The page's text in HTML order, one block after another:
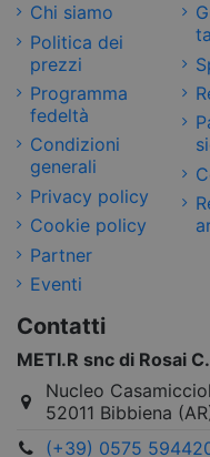
Chi siamo
Politica dei
prezzi
Programma
fedeltà
Condizioni
generali
Privacy policy
Cookie policy
Partner
Eventi
Contatti
METI.R snc di Rosai
Nucleo
52011 Bibbiena
(+39) 0575